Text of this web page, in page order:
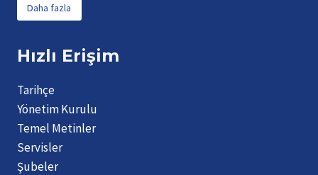
Daha fazla
Hızlı Erişim
Tarihçe
Yönetim Kurulu
Temel Metinler
Servisler
Şubeler